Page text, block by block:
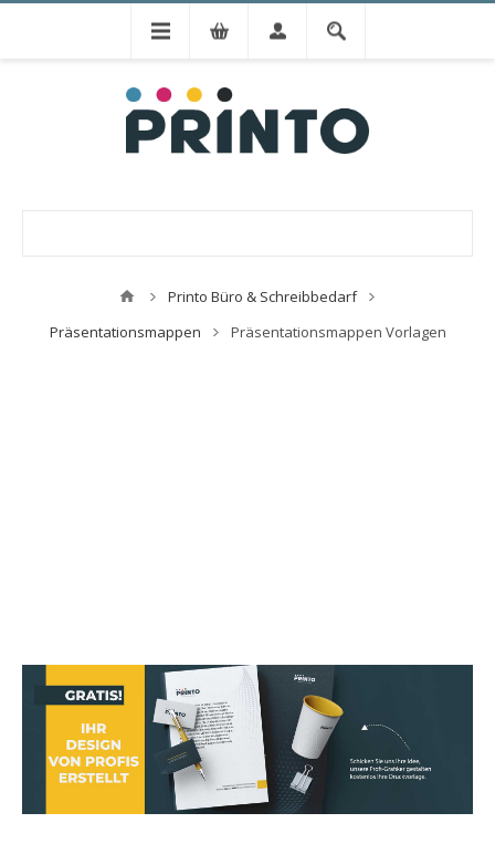
Printo Büro & Schreibbedarf
Präsentationsmappen
Präsentationsmappen Vorlagen